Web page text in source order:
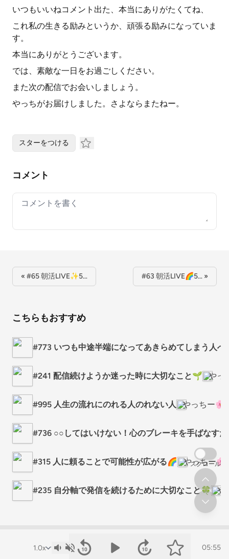
いつもいいねコメント出た、本当にありがたくてね、
これ私の生きる励みというか、頑張る励みになっていま
す。
本当にありがとうございます。
では、素敵な一日をお過ごしください。
また次の配信でお会いしましょう。
やっちがお届けしました。さよならまたねー。
05:55
スターをつける
コメント
Your comment
« #65 朝活LIVE✨5… #63 朝活LIVE🌈5… »
こちらもおすすめ
#773 いつも中途半端になってあきらめてしまう人へ
#241 配信続けようか迷った時に大切なこと🌱 やっ
#995 人生の流れにのれる人のれない人 やっちー🌸
#736 ○○してはいけない！心のブレーキを手ばなす
#315 人に頼ることで可能性が広がる🌈 やっちー🌸
#235 自分軸で発信を続けるために大切なこと🍀 や
スクロール